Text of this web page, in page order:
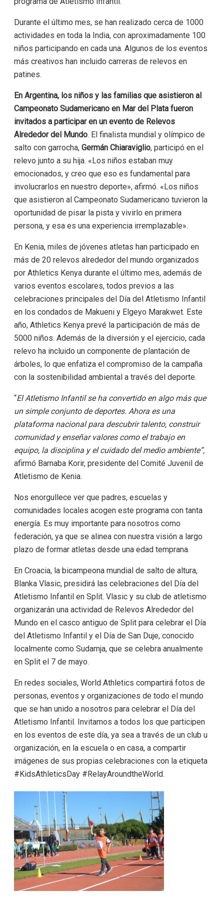
Durante el último mes, se han realizado cerca de 1000
actividades en toda la India, con aproximadamente 100
niños participando en cada una. Algunos de los eventos
más creativos han incluido carreras de relevos en
patines.
En Argentina, los niños y las familias que asistieron al
Campeonato Sudamericano en Mar del Plata fueron
invitados a participar en un evento de Relevos
Alrededor del Mundo. El finalista mundial y olímpico de
salto con garrocha, Germán Chiaraviglio, participó en el
relevo junto a su hija. «Los niños estaban muy
emocionados, y creo que eso es fundamental para
involucrarlos en nuestro deporte», afirmó. «Los niños
que asistieron al Campeonato Sudamericano tuvieron la
oportunidad de pisar la pista y vivirlo en primera
persona, y esa es una experiencia irremplazable».
En Kenia, miles de jóvenes atletas han participado en
más de 20 relevos alrededor del mundo organizados
por Athletics Kenya durante el último mes, además de
varios eventos escolares, todos previos a las
celebraciones principales del Día del Atletismo Infantil
en los condados de Makueni y Elgeyo Marakwet. Este
año, Athletics Kenya prevé la participación de más de
5000 niños. Además de la diversión y el ejercicio, cada
relevo ha incluido un componente de plantación de
árboles, lo que enfatiza el compromiso de la campaña
con la sostenibilidad ambiental a través del deporte.
“El Atletismo Infantil se ha convertido en algo más que
un simple conjunto de deportes. Ahora es una
plataforma nacional para descubrir talento, construir
comunidad y enseñar valores como el trabajo en
equipo, la disciplina y el cuidado del medio ambiente”,
afirmó Barnaba Korir, presidente del Comité Juvenil de
Atletismo de Kenia.
Nos enorgullece ver que padres, escuelas y
comunidades locales acogen este programa con tanta
energía. Es muy importante para nosotros como
federación, ya que se alinea con nuestra visión a largo
plazo de formar atletas desde una edad temprana.
En Croacia, la bicampeona mundial de salto de altura,
Blanka Vlasic, presidirá las celebraciones del Día del
Atletismo Infantil en Split. Vlasic y su club de atletismo
organizarán una actividad de Relevos Alrededor del
Mundo en el casco antiguo de Split para celebrar el Día
del Atletismo Infantil y el Día de San Duje, conocido
localmente como Sudamja, que se celebra anualmente
en Split el 7 de mayo.
En redes sociales, World Athletics compartirá fotos de
personas, eventos y organizaciones de todo el mundo
que se han unido a nosotros para celebrar el Día del
Atletismo Infantil. Invitamos a todos los que participen
en los eventos de este día, ya sea a través de un club u
organización, en la escuela o en casa, a compartir
imágenes de sus propias celebraciones con la etiqueta
#KidsAthleticsDay #RelayAroundtheWorld.